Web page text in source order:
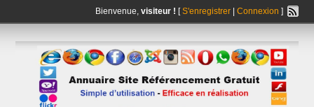
Bienvenue, visiteur ! [S'enregistrer| Connexion ]